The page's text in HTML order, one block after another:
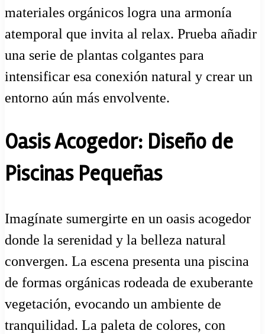
materiales orgánicos logra una armonía
atemporal que invita al relax. Prueba añadir
una serie de plantas colgantes para
intensificar esa conexión natural y crear un
entorno aún más envolvente.
Oasis Acogedor: Diseño de
Piscinas Pequeñas
Imagínate sumergirte en un oasis acogedor
donde la serenidad y la belleza natural
convergen. La escena presenta una piscina
de formas orgánicas rodeada de exuberante
vegetación, evocando un ambiente de
tranquilidad. La paleta de colores, con